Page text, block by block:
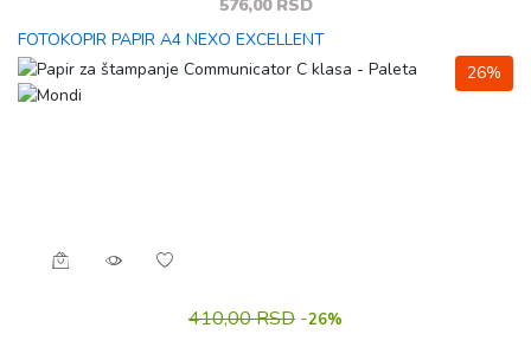
576,00 RSD
FOTOKOPIR PAPIR A4 NEXO EXCELLENT
26%
410,00 RSD -26%